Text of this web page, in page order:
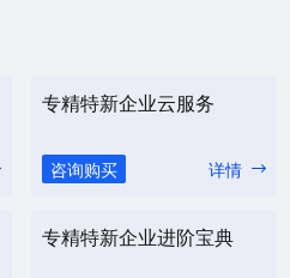
专精特新企业云服务
咨询购买 详情
专精特新企业进阶宝典